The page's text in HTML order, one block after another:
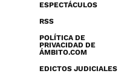
ESPECTÁCULOS
RSS
POLÍTICA DE
PRIVACIDAD DE
ÁMBITO.COM
EDICTOS JUDICIALES